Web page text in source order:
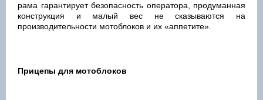
рама гарантирует безопасность оператора, продуманная
конструкция и малый вес не сказываются на
производительности мотоблоков и их «аппетите».
Прицепы для мотоблоков